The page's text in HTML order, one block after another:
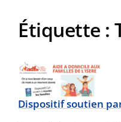
Étiquette :
Dispositif soutien